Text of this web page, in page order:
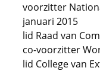
voorzitter
januari 2015
lid Raad van
co-voorzitter
lid College van